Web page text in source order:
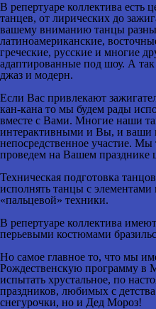
В репертуаре коллектива есть
танцев, от лирических до
вашему вниманию танцы
латиноамериканские,
греческие, русские и многие
адаптированные под шоу. А
джаз и модерн.
Если Вас привлекают
кан-кана то мы будем рады
вместе с Вами. Многие наши
интерактивными и Вы, и ваши
непосредственное участие. Мы
проведем на Вашем празднике
Техническая подготовка
исполнять танцы с элементами
«пальцевой» техники.
В репертуаре коллектива
перьевыми костюмами
Но самое главное то, что мы
Рождественскую программу в
испытать хрустальное, по
праздников, любимых с
снегурочки, но и Дед Мороз!